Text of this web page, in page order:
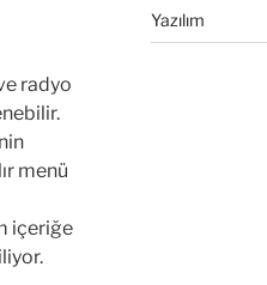
radyo
menü
içeriğe
Yazılım